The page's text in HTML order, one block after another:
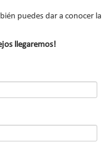
puedes dar a conocer la
llegaremos!